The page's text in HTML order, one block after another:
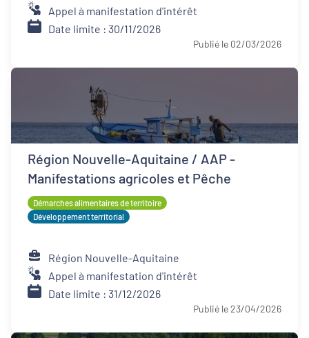
Appel à manifestation d'intérêt
Date limite : 30/11/2026
Publié le 02/03/2026
Région Nouvelle-Aquitaine / AAP -
Manifestations agricoles et Pêche
Démarches alimentaires de territoire
Développement territorial
Région Nouvelle-Aquitaine
Appel à manifestation d'intérêt
Date limite : 31/12/2026
Publié le 23/04/2026